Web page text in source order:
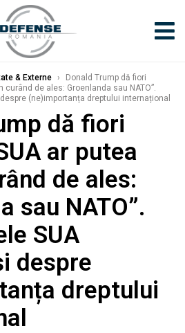
& Externe ›
Donald Trump dă fiori
curând de ales: Groenlanda sau NATO”.
(ne)importanța dreptului internațional
dă fiori
ar putea
de ales:
sau NATO”.
SUA
despre
dreptului